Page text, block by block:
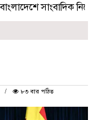
সাংবাদিক নিয়োগ
৮৩ বার পঠিত